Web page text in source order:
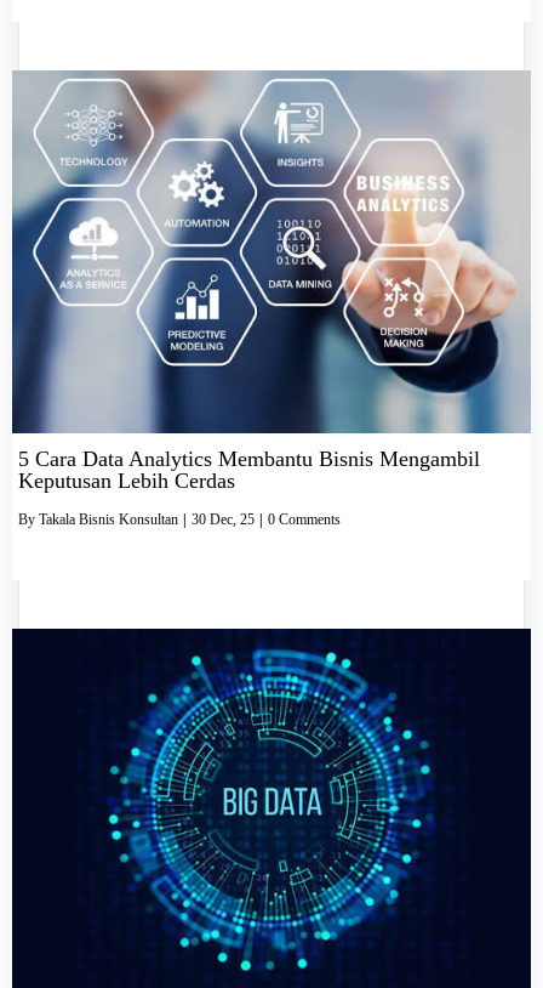
5 Cara Data Analytics Membantu Bisnis Mengambil
Keputusan Lebih Cerdas
By Takala Bisnis Konsultan 30 Dec, 25 0 Comments